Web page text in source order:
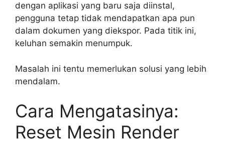
dengan aplikasi yang baru saja diinstal,
pengguna tetap tidak mendapatkan apa pun
dalam dokumen yang diekspor. Pada titik ini,
keluhan semakin menumpuk.
Masalah ini tentu memerlukan solusi yang lebih
mendalam.
Cara Mengatasinya:
Reset Mesin Render